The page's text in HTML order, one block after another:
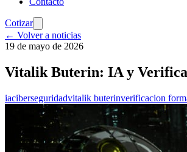
Cotizar
← Volver a noticias
19 de mayo de 2026
Vitalik Buterin: IA y
iaciberseguridadvitalik buterinverificacion